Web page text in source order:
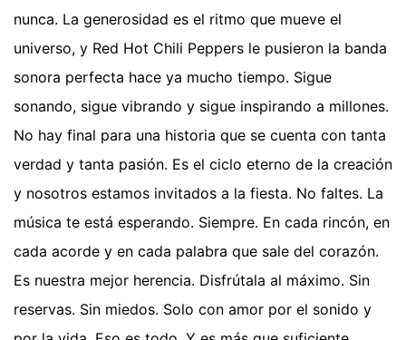
nunca. La generosidad es el ritmo que mueve el
universo, y Red Hot Chili Peppers le pusieron la banda
sonora perfecta hace ya mucho tiempo. Sigue
sonando, sigue vibrando y sigue inspirando a millones.
No hay final para una historia que se cuenta con tanta
verdad y tanta pasión. Es el ciclo eterno de la creación
y nosotros estamos invitados a la fiesta. No faltes. La
música te está esperando. Siempre. En cada rincón, en
cada acorde y en cada palabra que sale del corazón.
Es nuestra mejor herencia. Disfrútala al máximo. Sin
reservas. Sin miedos. Solo con amor por el sonido y